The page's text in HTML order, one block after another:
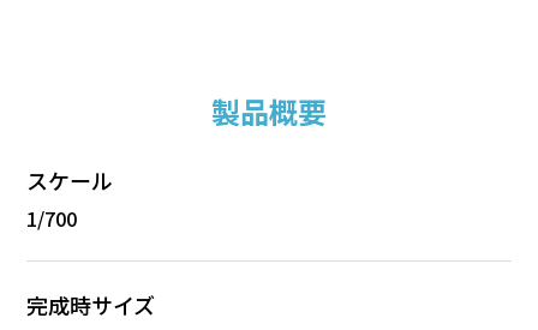
製品概要
スケール
1/700
完成時サイズ